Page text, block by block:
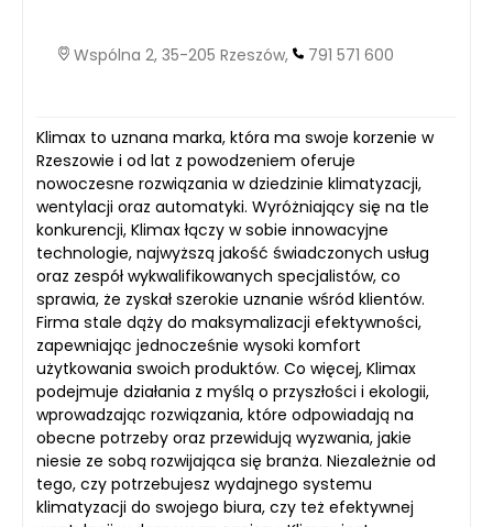
Wspólna 2, 35-205 Rzeszów, 791 571 600
Klimax to uznana marka, która ma swoje korzenie w
Rzeszowie i od lat z powodzeniem oferuje
nowoczesne rozwiązania w dziedzinie klimatyzacji,
wentylacji oraz automatyki. Wyróżniający się na tle
konkurencji, Klimax łączy w sobie innowacyjne
technologie, najwyższą jakość świadczonych usług
oraz zespół wykwalifikowanych specjalistów, co
sprawia, że zyskał szerokie uznanie wśród klientów.
Firma stale dąży do maksymalizacji efektywności,
zapewniając jednocześnie wysoki komfort
użytkowania swoich produktów. Co więcej, Klimax
podejmuje działania z myślą o przyszłości i ekologii,
wprowadzając rozwiązania, które odpowiadają na
obecne potrzeby oraz przewidują wyzwania, jakie
niesie ze sobą rozwijająca się branża. Niezależnie od
tego, czy potrzebujesz wydajnego systemu
klimatyzacji do swojego biura, czy też efektywnej